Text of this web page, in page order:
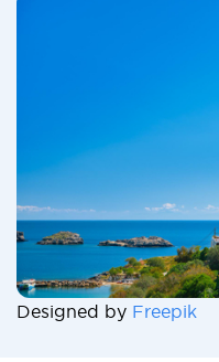
Designed by Freepik